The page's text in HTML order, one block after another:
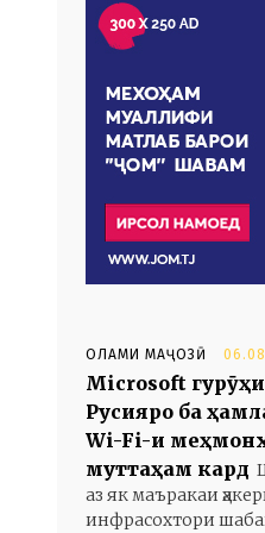
ОЛАМИ МАҶОЗӢ
Microsoft
Русияро ба
Wi-Fi-и
муттаҳам кард
аз як маъракаи
инфрасохтори